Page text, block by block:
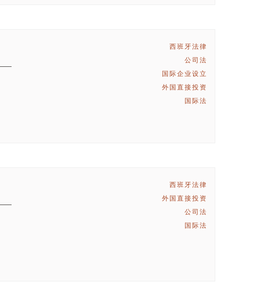
西班牙法律
公司法
国际企业设立
外国直接投资
国际法
西班牙法律
外国直接投资
公司法
国际法